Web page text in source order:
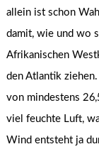
allein ist schon
damit, wie und wo
Afrikanischen
den Atlantik
von mindestens
viel feuchte Luft,
Wind entsteht ja